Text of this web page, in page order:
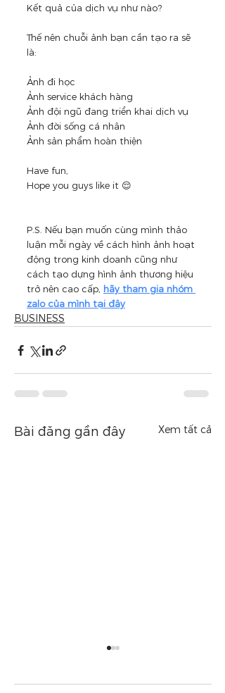
Kết quả của dịch vụ như nào?
Thế nên chuỗi ảnh bạn cần tạo ra sẽ
là:
Ảnh đi học
Ảnh service khách hàng
Ảnh đội ngũ đang triển khai dịch vụ
Ảnh đời sống cá nhân
Ảnh sản phẩm hoàn thiện
Have fun,
Hope you guys like it 😌
P.S. Nếu bạn muốn cùng mình thảo
luận mỗi ngày về cách hình ảnh hoạt
động trong kinh doanh cũng như
cách tạo dựng hình ảnh thương hiệu
trở nên cao cấp, hãy tham gia nhóm
zalo của mình tại đây
BUSINESS
Bài đăng gần đây Xem tất cả